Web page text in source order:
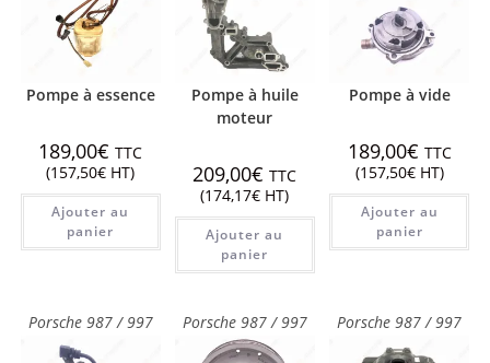
Pompe à essence
189,00€ TTC
(157,50€ HT)
Ajouter au
panier
Pompe à huile
moteur
209,00€ TTC
(174,17€ HT)
Ajouter au
panier
Pompe à vide
189,00€ TTC
(157,50€HT)
Ajouter au
panier
Porsche 987 / 997 Porsche 987 / 997 Porsche 987 / 997